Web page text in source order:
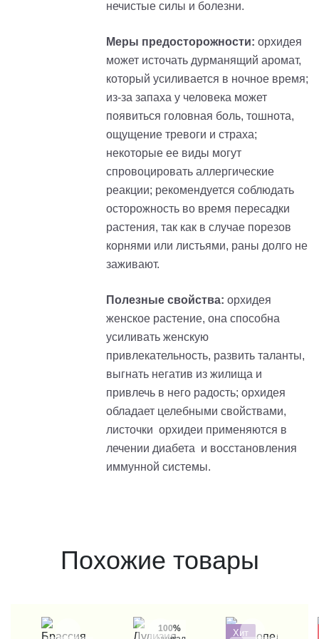
нечистые силы и болезни.
Меры предосторожности: орхидея
может источать дурманящий аромат,
который усиливается в ночное время;
из-за запаха у человека может
появиться головная боль, тошнота,
ощущение тревоги и страха;
некоторые ее виды могут
спровоцировать аллергические
реакции; рекомендуется соблюдать
осторожность во время пересадки
растения, так как в случае порезов
корнями или листьями, раны долго не
заживают.
Полезные свойства: орхидея
женское растение, она способна
усиливать женскую
привлекательность, развить таланты,
выгнать негатив из жилища и
привлечь в него радость; орхидея
обладает целебными свойствами,
листочки орхидеи применяются в
лечении диабета и восстановления
иммунной системы.
Похожие товары
100%
Хит